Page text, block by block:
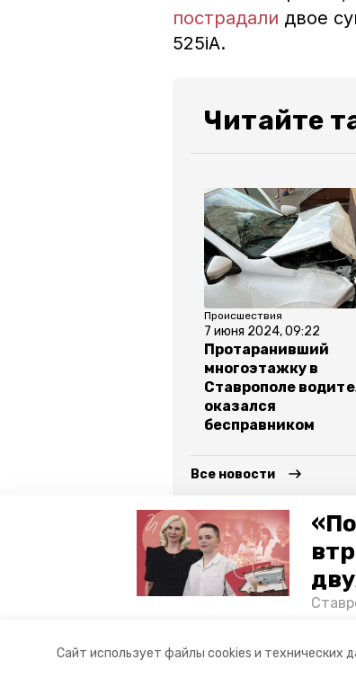
Сайт использует файлы cookies и технических
пострадали двое
525iА.
Читайте
Происшествия
7 июня 2024, 09:22
Протаранивший
многоэтажку в
Ставрополе
оказался
бесправником
Все новости
дтп авария в
ставрополь